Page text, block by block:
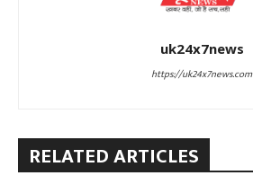
uk24x7news
https://uk24x7news.com
RELATED ARTICLES